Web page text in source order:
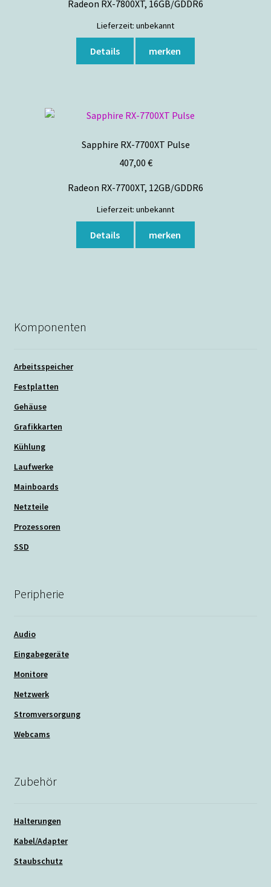
Radeon RX-7800XT, 16GB/GDDR6
Lieferzeit: unbekannt
Details merken
Sapphire RX-7700XT Pulse
407,00 €
Radeon RX-7700XT, 12GB/GDDR6
Lieferzeit: unbekannt
Details merken
Komponenten
Arbeitsspeicher
Festplatten
Gehäuse
Grafikkarten
Kühlung
Laufwerke
Mainboards
Netzteile
Prozessoren
SSD
Peripherie
Audio
Eingabegeräte
Monitore
Netzwerk
Stromversorgung
Webcams
Zubehör
Halterungen
Kabel/Adapter
Staubschutz